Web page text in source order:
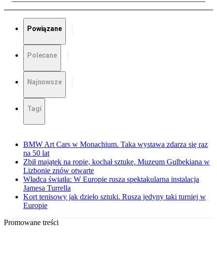
Powiązane
Polecane
Najnowsze
Tagi
BMW Art Cars w Monachium. Taka wystawa zdarza się raz
na 50 lat
Zbił majątek na ropie, kochał sztukę. Muzeum Gulbekiana w
Lizbonie znów otwarte
Władca światła: W Europie rusza spektakularna instalacja
Jamesa Turrella
Kort tenisowy jak dzieło sztuki. Rusza jedyny taki turniej w
Europie
Promowane treści